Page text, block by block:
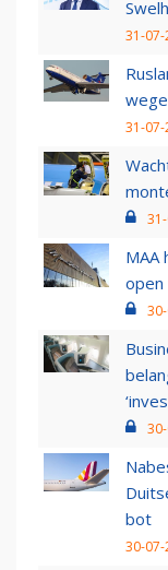
31-07-
31-07-
MAA
open
bot
30-